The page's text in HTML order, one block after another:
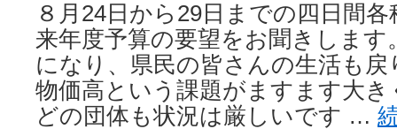
８月24日から29日までの四日間
来年度予算の要望をお聞きします
になり、県民の皆さんの生活も
物価高という課題がますます大
どの団体も状況は厳しいです …